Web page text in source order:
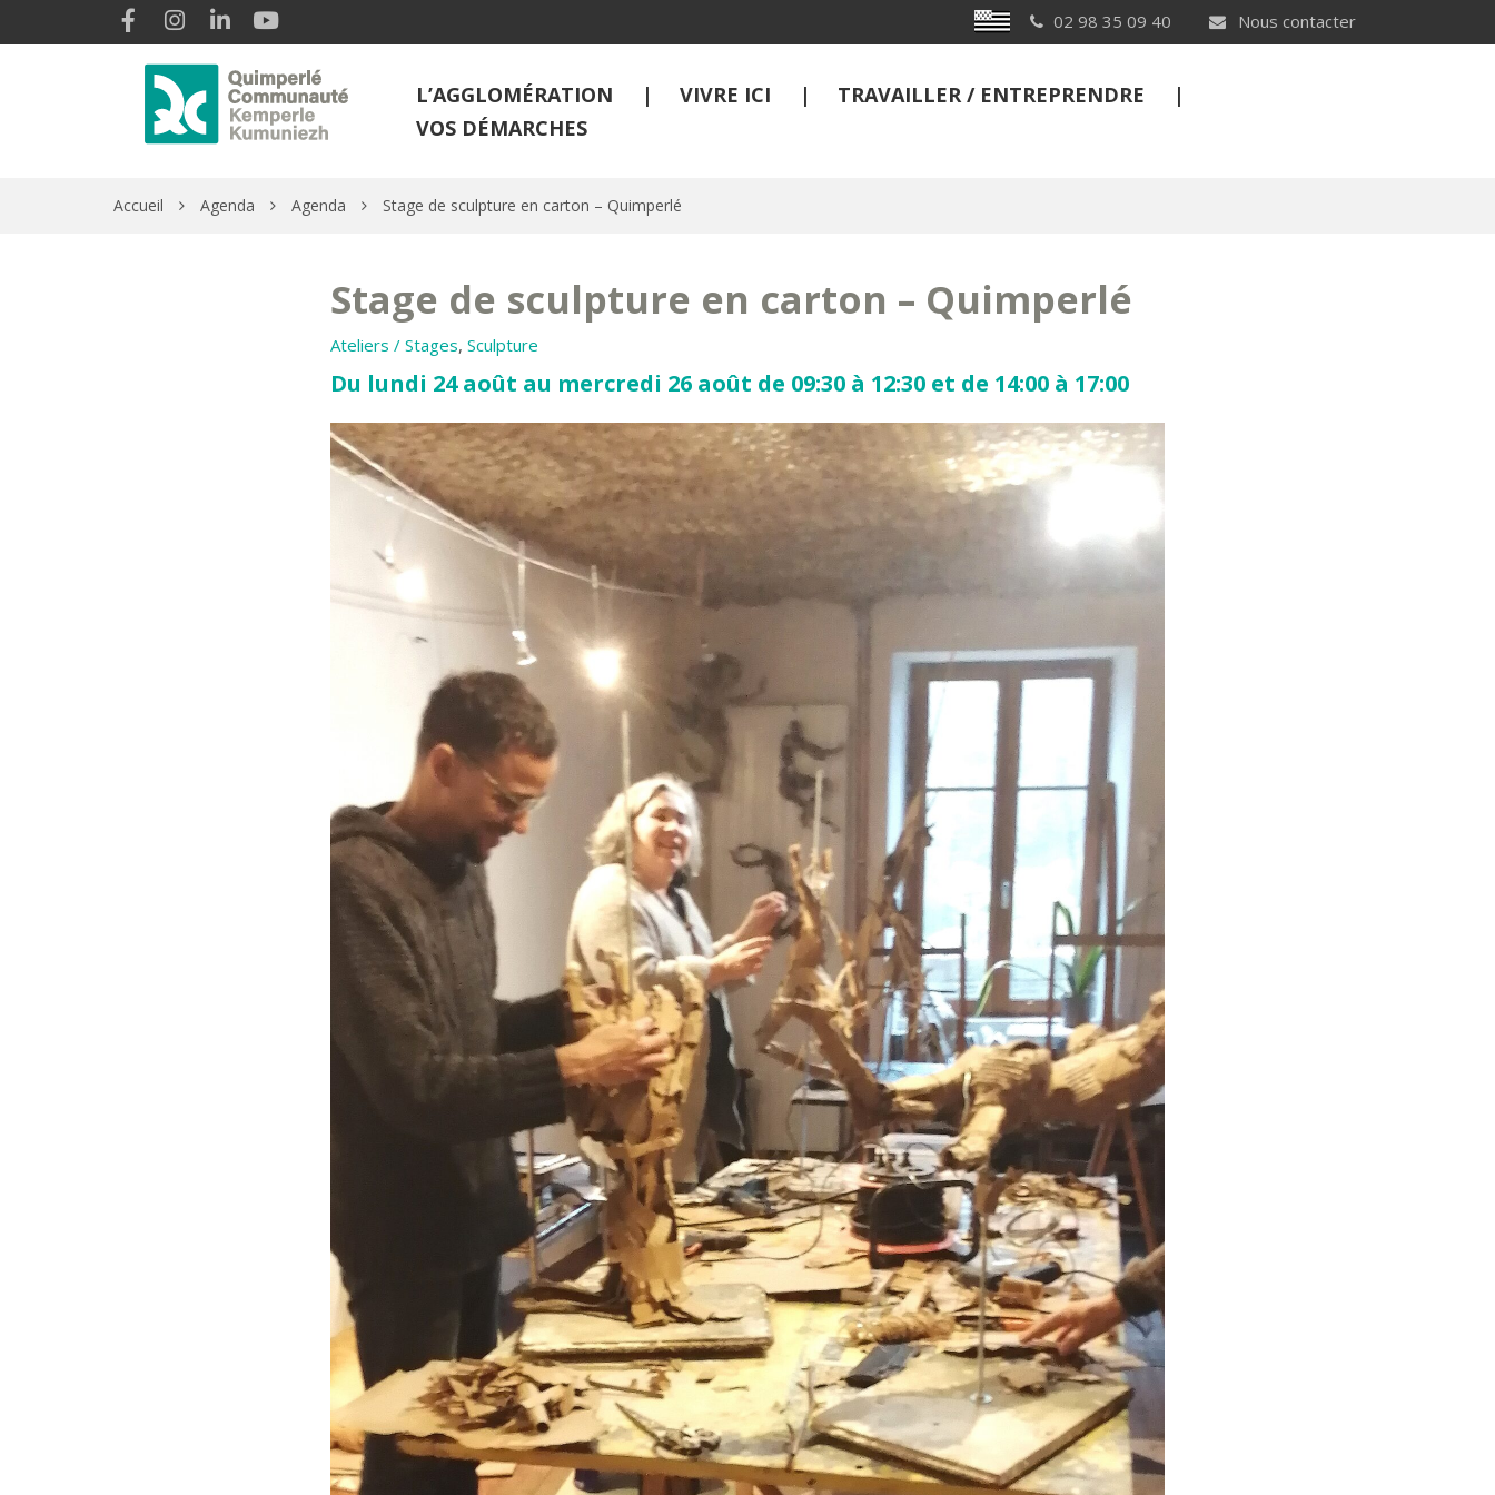
Gestion des traceurs Breton 02 98 35 09 40 Nous contacter
Lien vers le compte Facebook
Lien vers le compte Instagram
Lien vers le compte Linkedin
L’AGGLOMÉRATION VIVRE ICI
TRAVAILLER / ENTREPRENDRE
VOS DÉMARCHES
Accueil Agenda Agenda Stage de sculpture en carton – Quimperlé
Stage de sculpture en carton – Quimperlé
Ateliers / Stages, Sculpture
Du lundi 24 août au mercredi 26 août de 09:30 à 12:30 et de 14:00 à 17:00